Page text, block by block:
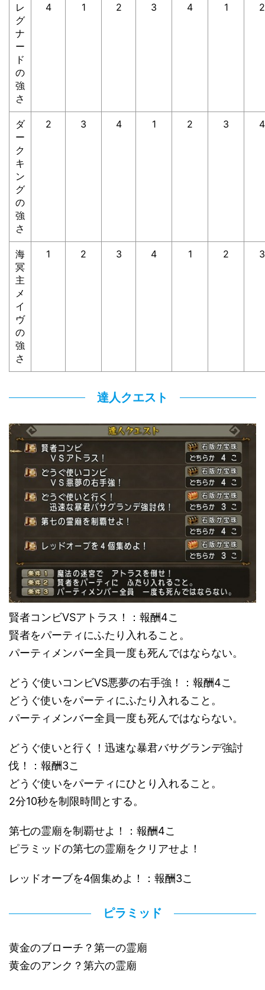
レ
グ
ナ
ー
ド
の
強
さ
4 1 2 3 4 1 2
ダ
ー
ク
キ
ン
グ
の
強
さ
2 3 4 1 2 3 4
海
冥
主
メ
イ
ヴ
の
強
さ
1 2 3 4 1 2 3
達人クエスト
賢者コンビVSアトラス！：報酬4こ
賢者をパーティにふたり入れること。
パーティメンバー全員一度も死んではならない。
どうぐ使いコンビVS悪夢の右手強！：報酬4こ
どうぐ使いをパーティにふたり入れること。
パーティメンバー全員一度も死んではならない。
どうぐ使いと行く！迅速な暴君バサグランデ強討
伐！：報酬3こ
どうぐ使いをパーティにひとり入れること。
2分10秒を制限時間とする。
第七の霊廟を制覇せよ！：報酬4こ
ピラミッドの第七の霊廟をクリアせよ！
レッドオーブを4個集めよ！：報酬3こ
ピラミッド
黄金のブローチ？第一の霊廟
黄金のアンク？第六の霊廟